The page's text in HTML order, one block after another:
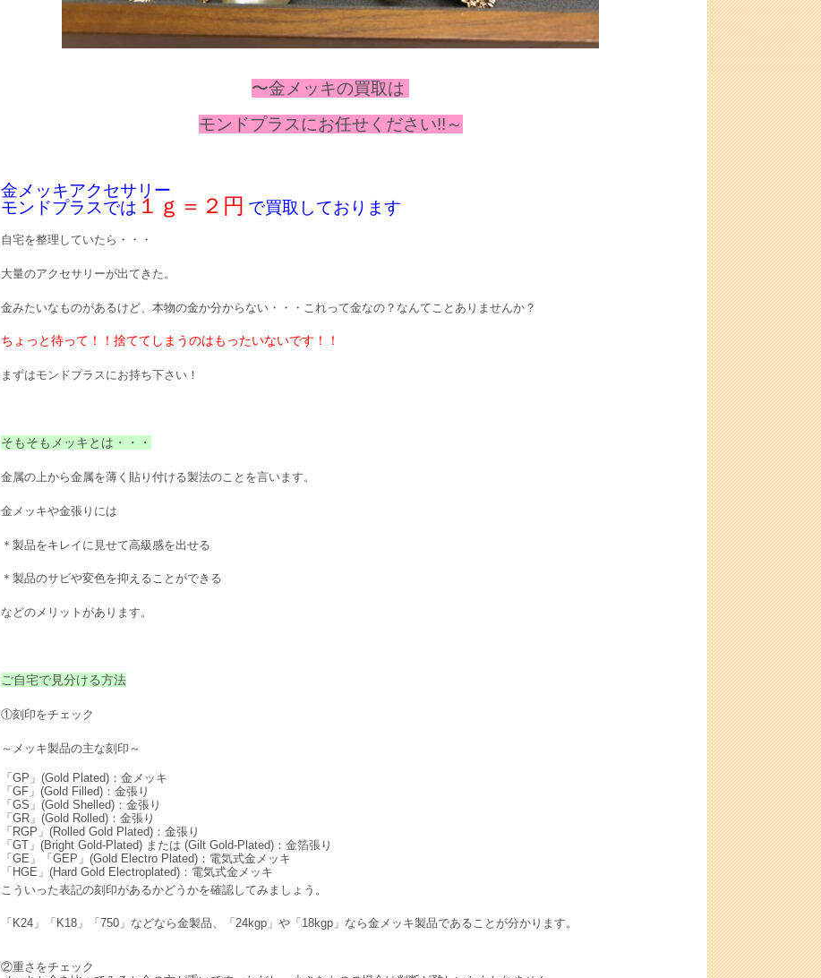
〜金メッキの買取は
モンドプラスにお任せください!!～
金メッキアクセサリー
モンドプラスでは １ｇ＝２円 で買取しております
自宅を整理していたら・・・
大量のアクセサリーが出てきた。
金みたいなものがあるけど、本物の金か分からない・・・これって金なの？なんてことありませんか？
ちょっと待って！！捨ててしまうのはもったいないです！！
まずはモンドプラスにお持ち下さい！
そもそもメッキとは・・・
金属の上から金属を薄く貼り付ける製法のことを言います。
金メッキや金張りには
＊製品をキレイに見せて高級感を出せる
＊製品のサビや変色を抑えることができる
などのメリットがあります。
ご自宅で見分ける方法
①刻印をチェック
～メッキ製品の主な刻印～
「GP」(Gold Plated)：金メッキ
「GF」(Gold Filled)：金張り
「GS」(Gold Shelled)：金張り
「GR」(Gold Rolled)：金張り
「RGP」(Rolled Gold Plated)：金張り
「GT」(Bright Gold-Plated) または (Gilt Gold-Plated)：金箔張り
「GE」「GEP」(Gold Electro Plated)：電気式金メッキ
「HGE」(Hard Gold Electroplated)：電気式金メッキ
こういった表記の刻印があるかどうかを確認してみましょう。
「K24」「K18」「750」などなら金製品、「24kgp」や「18kgp」なら金メッキ製品であることが分かります。
②重さをチェック